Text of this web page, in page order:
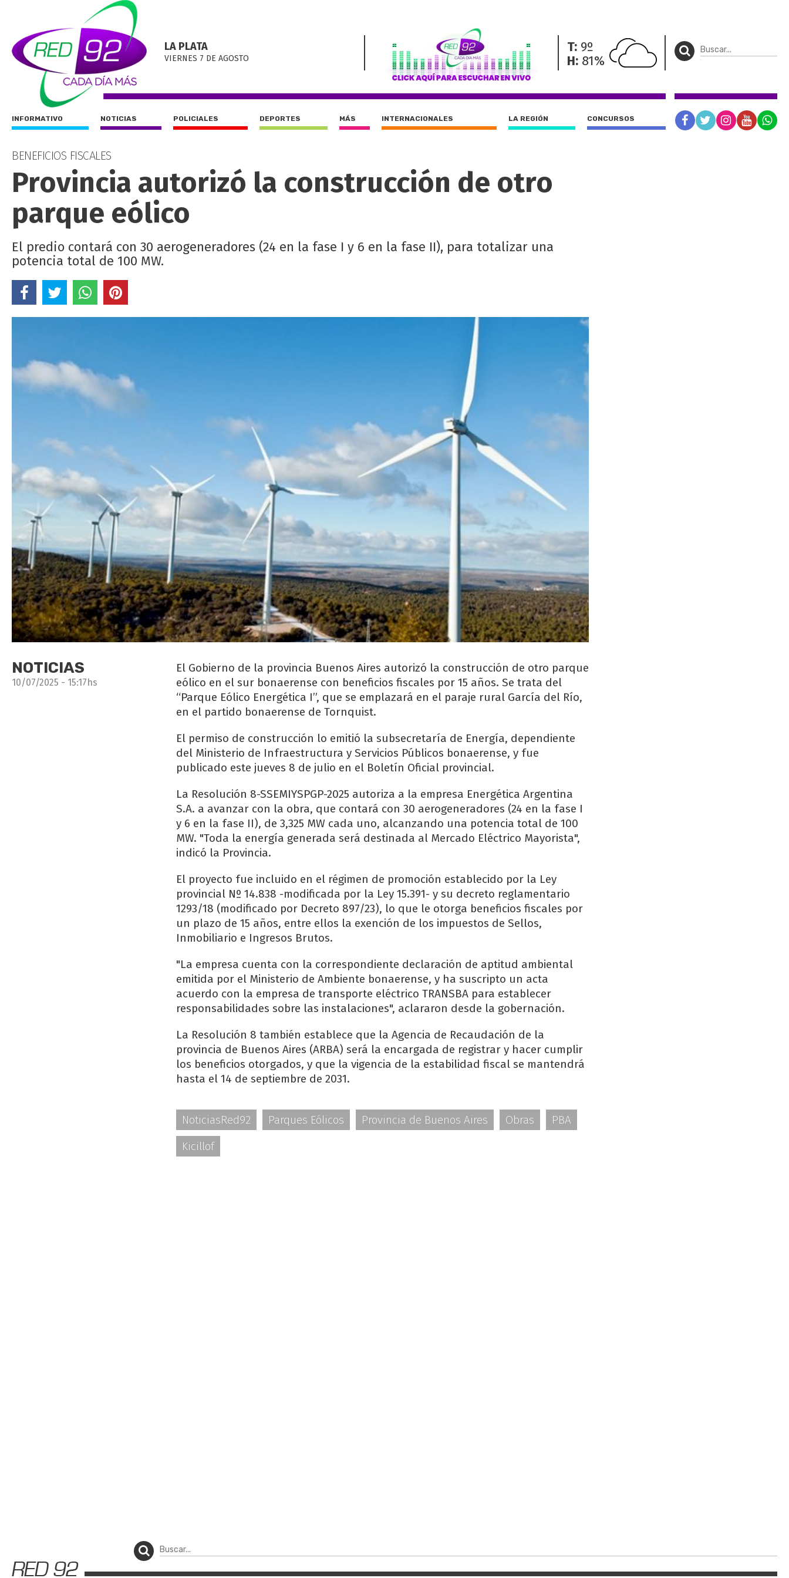
LA PLATA
VIERNES 7 DE AGOSTO
T: 9º
H: 81%
INFORMATIVO NOTICIAS POLICIALES DEPORTES MÁS INTERNACIONALES LA REGIÓN CONCURSOS
BENEFICIOS FISCALES
Provincia autorizó la construcción de otro
parque eólico
El predio contará con 30 aerogeneradores (24 en la fase I y 6 en la fase II), para totalizar una
potencia total de 100 MW.
NOTICIAS
10/07/2025 - 15:17hs
El Gobierno de la provincia Buenos Aires autorizó la construcción de otro parque
eólico en el sur bonaerense con beneficios fiscales por 15 años. Se trata del
“Parque Eólico Energética I”, que se emplazará en el paraje rural García del Río,
en el partido bonaerense de Tornquist.
El permiso de construcción lo emitió la subsecretaría de Energía, dependiente
del Ministerio de Infraestructura y Servicios Públicos bonaerense, y fue
publicado este jueves 8 de julio en el Boletín Oficial provincial.
La Resolución 8-SSEMIYSPGP-2025 autoriza a la empresa Energética Argentina
S.A. a avanzar con la obra, que contará con 30 aerogeneradores (24 en la fase I
y 6 en la fase II), de 3,325 MW cada uno, alcanzando una potencia total de 100
MW. "Toda la energía generada será destinada al Mercado Eléctrico Mayorista",
indicó la Provincia.
El proyecto fue incluido en el régimen de promoción establecido por la Ley
provincial Nº 14.838 -modificada por la Ley 15.391- y su decreto reglamentario
1293/18 (modificado por Decreto 897/23), lo que le otorga beneficios fiscales por
un plazo de 15 años, entre ellos la exención de los impuestos de Sellos,
Inmobiliario e Ingresos Brutos.
"La empresa cuenta con la correspondiente declaración de aptitud ambiental
emitida por el Ministerio de Ambiente bonaerense, y ha suscripto un acta
acuerdo con la empresa de transporte eléctrico TRANSBA para establecer
responsabilidades sobre las instalaciones", aclararon desde la gobernación.
La Resolución 8 también establece que la Agencia de Recaudación de la
provincia de Buenos Aires (ARBA) será la encargada de registrar y hacer cumplir
los beneficios otorgados, y que la vigencia de la estabilidad fiscal se mantendrá
hasta el 14 de septiembre de 2031.
NoticiasRed92 Parques Eólicos Provincia de Buenos Aires Obras
PBA
Kicillof